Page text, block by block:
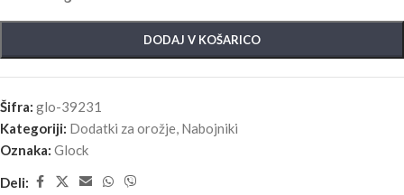
DODAJ V KOŠARICO
Šifra: glo-39231
Kategoriji: Dodatki za orožje, Nabojniki
Oznaka: Glock
Deli: